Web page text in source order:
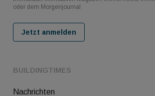
BUILDINGTIMES
Nachrichten
oder dem Morgenjournal
Jetzt anmelden